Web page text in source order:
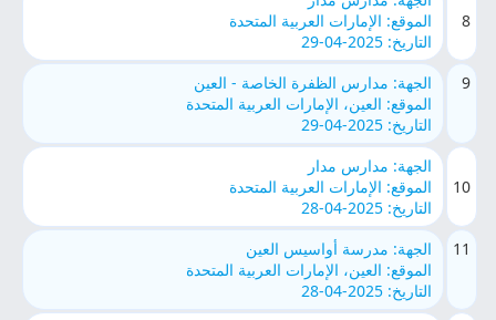
8
الموقع: الإمارات العربية المتحدة
التاريخ: 2025-04-29
9
الجهة: مدارس الظفرة الخاصة - العين
الموقع: العين، الإمارات العربية المتحدة
التاريخ: 2025-04-29
10
الجهة: مدارس مدار
الموقع: الإمارات العربية المتحدة
التاريخ: 2025-04-28
11
الجهة: مدرسة أواسيس العين
الموقع: العين، الإمارات العربية المتحدة
التاريخ: 2025-04-28